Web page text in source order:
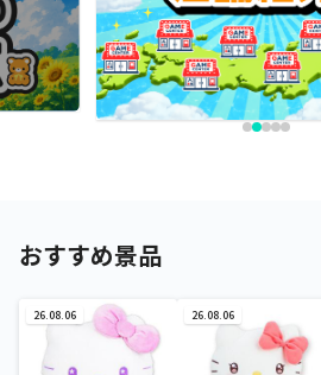
おすすめ景品
26.08.06 26.08.06